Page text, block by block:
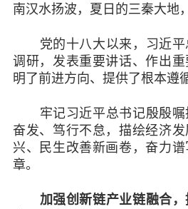
南汉水扬波，夏日的三秦大地
党的十八大以来，习近
调研，发表重要讲话、作出
明了前进方向、提供了根本遵
牢记习近平总书记殷殷
奋发、笃行不怠，描绘经济
兴、民生改善新画卷，奋力
章。
加强创新链产业链融合